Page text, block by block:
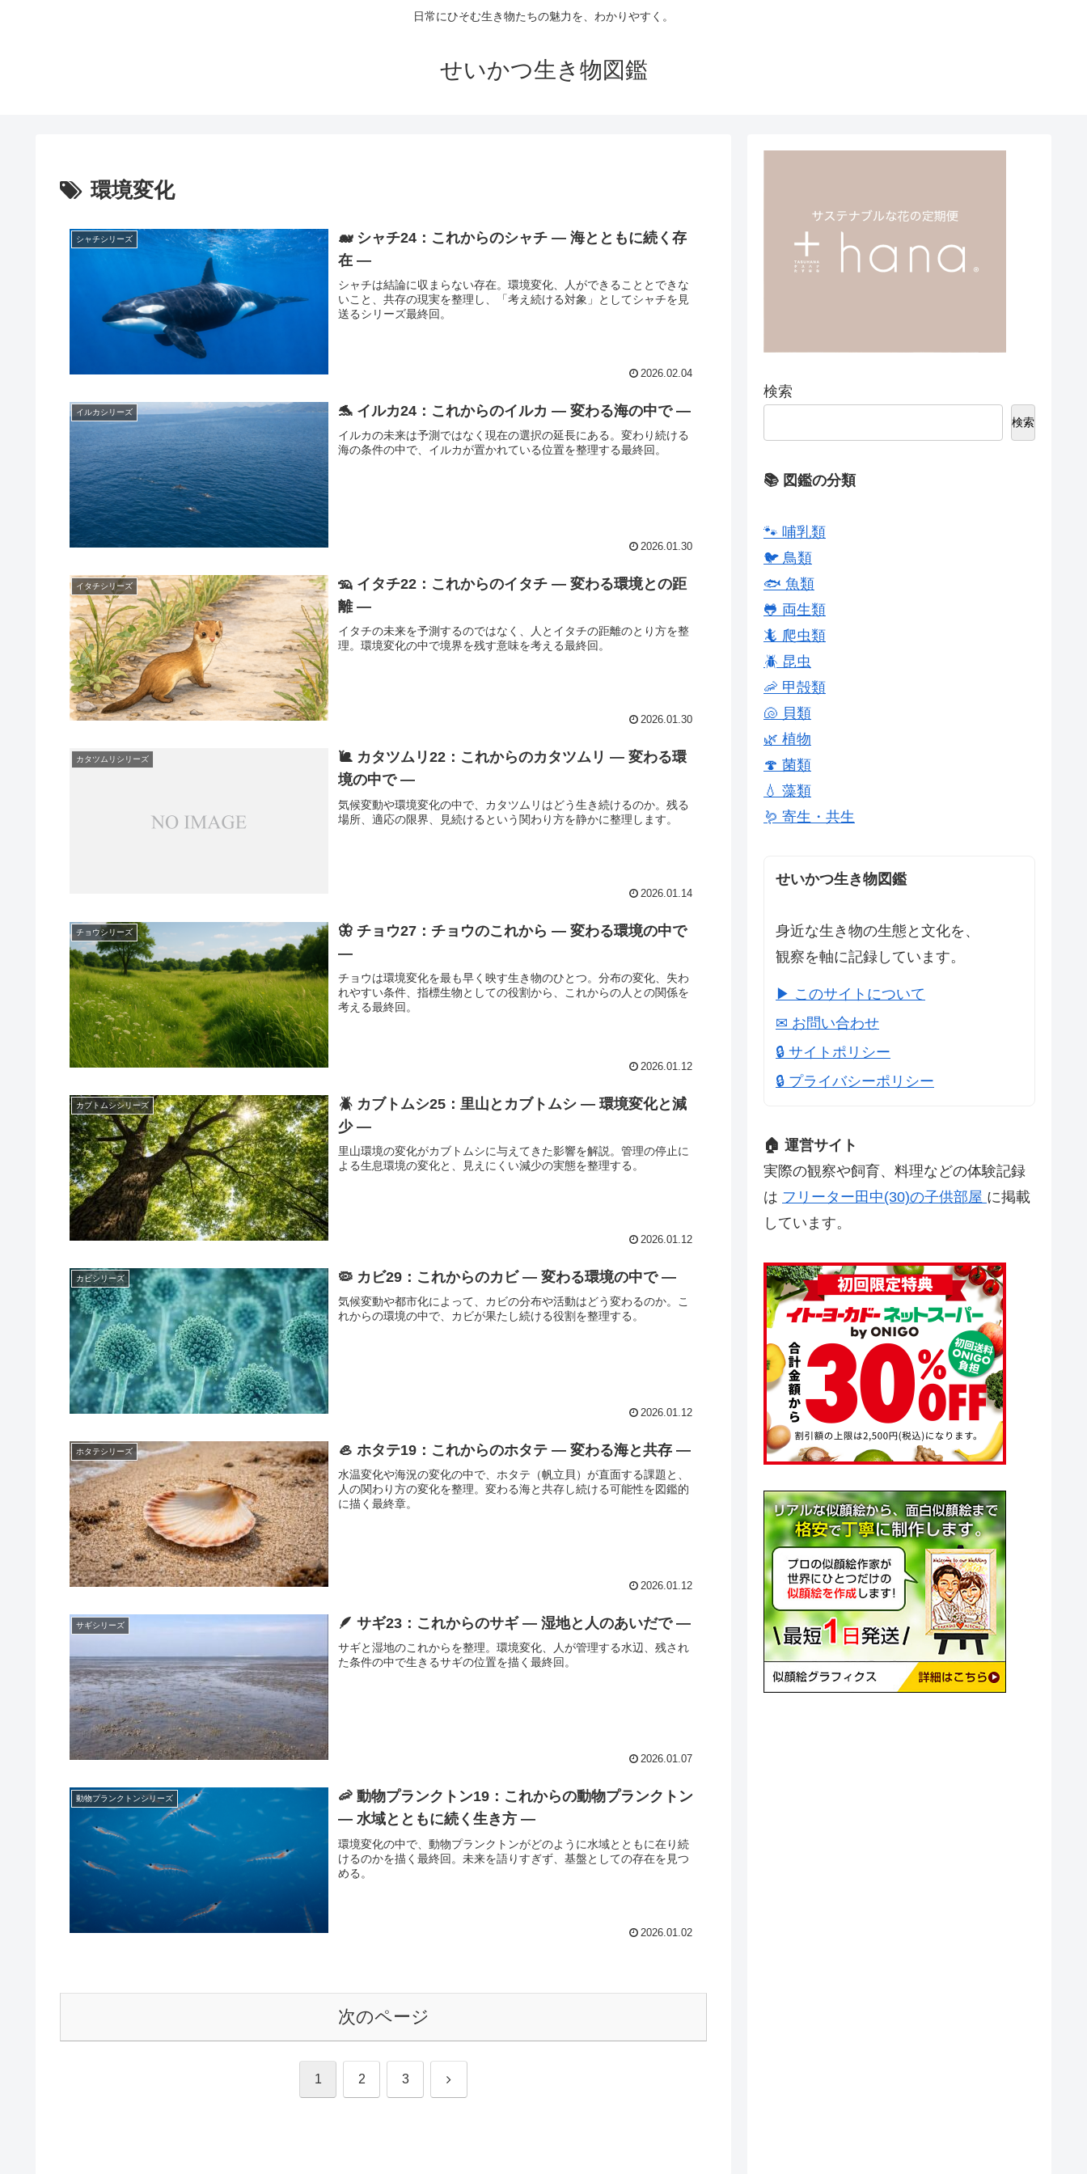
日常にひそむ生き物たちの魅力を、わかりやすく。
せいかつ生き物図鑑
環境変化
シャチシリーズ
🐋 シャチ24：これからのシャチ ― 海とともに続く存
在 ―
シャチは結論に収まらない存在。環境変化、人ができることとできな
いこと、共存の現実を整理し、「考え続ける対象」としてシャチを見
送るシリーズ最終回。
2026.02.04
イルカシリーズ 🐬 イルカ24：これからのイルカ ― 変わる海の中で ―
イルカの未来は予測ではなく現在の選択の延長にある。変わり続ける
海の条件の中で、イルカが置かれている位置を整理する最終回。
2026.01.30
イタチシリーズ
🦡 イタチ22：これからのイタチ ― 変わる環境との距
離 ―
イタチの未来を予測するのではなく、人とイタチの距離のとり方を整
理。環境変化の中で境界を残す意味を考える最終回。
2026.01.30
カタツムリシリーズ
🐌 カタツムリ22：これからのカタツムリ ― 変わる環
境の中で ―
気候変動や環境変化の中で、カタツムリはどう生き続けるのか。残る
場所、適応の限界、見続けるという関わり方を静かに整理します。
2026.01.14
チョウシリーズ
🦋 チョウ27：チョウのこれから ― 変わる環境の中で
―
チョウは環境変化を最も早く映す生き物のひとつ。分布の変化、失わ
れやすい条件、指標生物としての役割から、これからの人との関係を
考える最終回。
2026.01.12
カブトムシシリーズ
🪲 カブトムシ25：里山とカブトムシ ― 環境変化と減
少 ―
里山環境の変化がカブトムシに与えてきた影響を解説。管理の停止に
よる生息環境の変化と、見えにくい減少の実態を整理する。
2026.01.12
カビシリーズ 🦠 カビ29：これからのカビ ― 変わる環境の中で ―
気候変動や都市化によって、カビの分布や活動はどう変わるのか。こ
れからの環境の中で、カビが果たし続ける役割を整理する。
2026.01.12
ホタテシリーズ 🦪 ホタテ19：これからのホタテ ― 変わる海と共存 ―
水温変化や海況の変化の中で、ホタテ（帆立貝）が直面する課題と、
人の関わり方の変化を整理。変わる海と共存し続ける可能性を図鑑的
に描く最終章。
2026.01.12
サギシリーズ 🪶 サギ23：これからのサギ ― 湿地と人のあいだで ―
サギと湿地のこれからを整理。環境変化、人が管理する水辺、残され
た条件の中で生きるサギの位置を描く最終回。
2026.01.07
動物プランクトンシリーズ
🦐 動物プランクトン19：これからの動物プランクトン
― 水域とともに続く生き方 ―
環境変化の中で、動物プランクトンがどのように水域とともに在り続
けるのかを描く最終回。未来を語りすぎず、基盤としての存在を見つ
める。
2026.01.02
次のページ
1 2 3 次
検索
検索
📚 図鑑の分類
🐾 哺乳類
🐦 鳥類
🐟 魚類
🐸 両生類
🦎 爬虫類
🪲 昆虫
🦐 甲殻類
🐚 貝類
🌿 植物
🍄 菌類
💧 藻類
🪱 寄生・共生
せいかつ生き物図鑑
身近な生き物の生態と文化を、
観察を軸に記録しています。
▶ このサイトについて
✉ お問い合わせ
🔒 サイトポリシー
🔒 プライバシーポリシー
🏠 運営サイト
実際の観察や飼育、料理などの体験記録
は フリーター田中(30)の子供部屋 に掲載
しています。